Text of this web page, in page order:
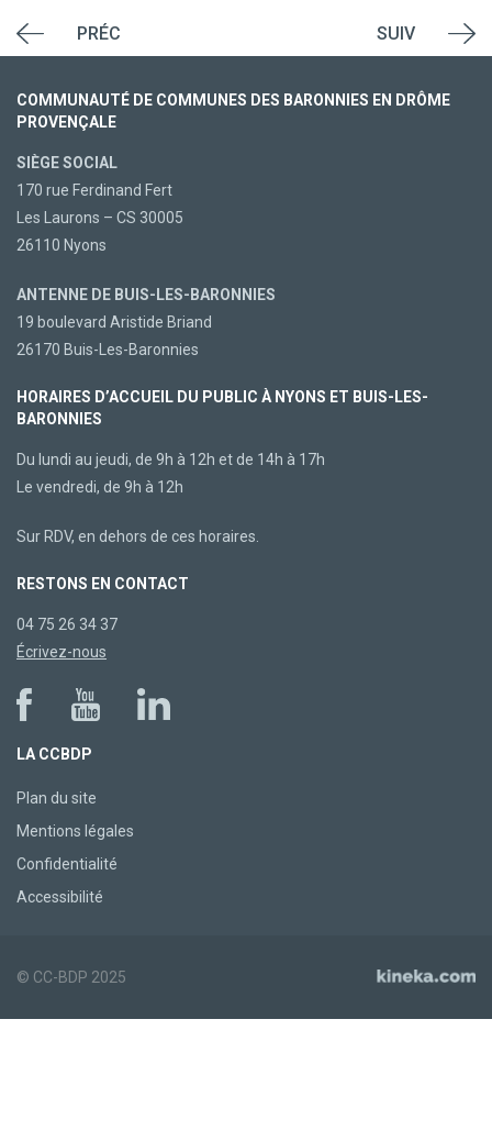
PRÉC SUIV
COMMUNAUTÉ DE COMMUNES DES BARONNIES EN DRÔME
PROVENÇALE
SIÈGE SOCIAL
170 rue Ferdinand Fert
Les Laurons – CS 30005
26110 Nyons
ANTENNE DE BUIS-LES-BARONNIES
19 boulevard Aristide Briand
26170 Buis-Les-Baronnies
HORAIRES D’ACCUEIL DU PUBLIC À NYONS ET BUIS-LES-
BARONNIES
Du lundi au jeudi, de 9h à 12h et de 14h à 17h
Le vendredi, de 9h à 12h
Sur RDV, en dehors de ces horaires.
RESTONS EN CONTACT
04 75 26 34 37
Écrivez-nous
LA CCBDP
Plan du site
Mentions légales
Confidentialité
Accessibilité
© CC-BDP 2025